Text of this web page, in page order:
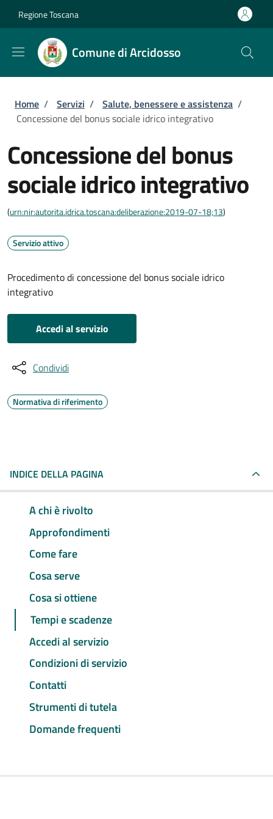
Regione Toscana
Comune di Arcidosso
Briciole di pane
Home / Servizi / Salute, benessere e assistenza /
Concessione del bonus sociale idrico integrativo
Concessione del bonus
sociale idrico integrativo
(urn:nir:autorita.idrica.toscana:deliberazione:2019-07-18;13)
Servizio attivo
Procedimento di concessione del bonus sociale idrico
integrativo
Accedi al servizio
Condividi
Normativa di riferimento
INDICE DELLA PAGINA
A chi è rivolto
Approfondimenti
Come fare
Cosa serve
Cosa si ottiene
Tempi e scadenze
Accedi al servizio
Condizioni di servizio
Contatti
Strumenti di tutela
Domande frequenti